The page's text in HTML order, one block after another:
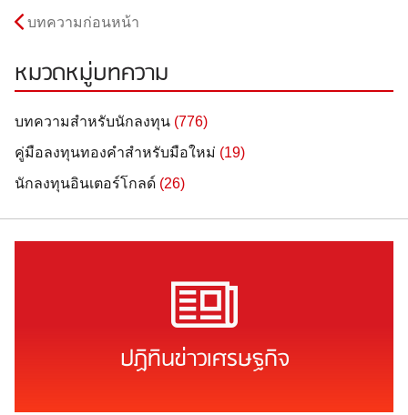
บทความก่อนหน้า
หมวดหมู่บทความ
บทความสำหรับนักลงทุน (776)
คู่มือลงทุนทองคำสำหรับมือใหม่ (19)
นักลงทุนอินเตอร์โกลด์ (26)
ปฏิทินข่าวเศรษฐกิจ